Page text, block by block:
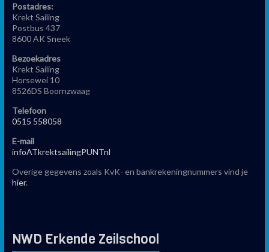
Postadres:
Krekt Sailing
Postbus 437
8600 AK Sneek
Bezoekadres
Krekt Sailing
Horsewei 10
8526DS Boornzwaag
Telefoon
0515 558058
E-mail
infoATkrektsailingPUNTnl
Overige gegevens zoals KvK- en bankrekeningnummers vind je
hier.
NWD Erkende Zeilschool